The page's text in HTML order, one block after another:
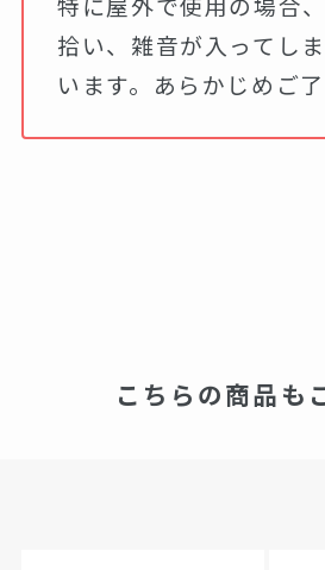
拾い、雑音が入ってし
います。あらかじめご了
こちらの商品も